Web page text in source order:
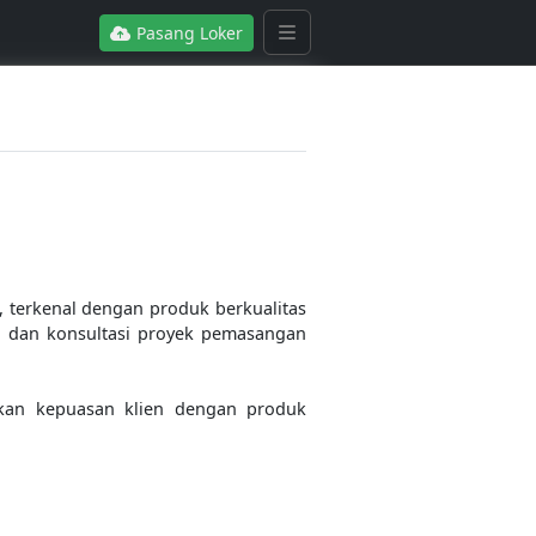
Pasang Loker
terkenal dengan produk berkualitas
konsultasi proyek pemasangan
kepuasan klien dengan produk